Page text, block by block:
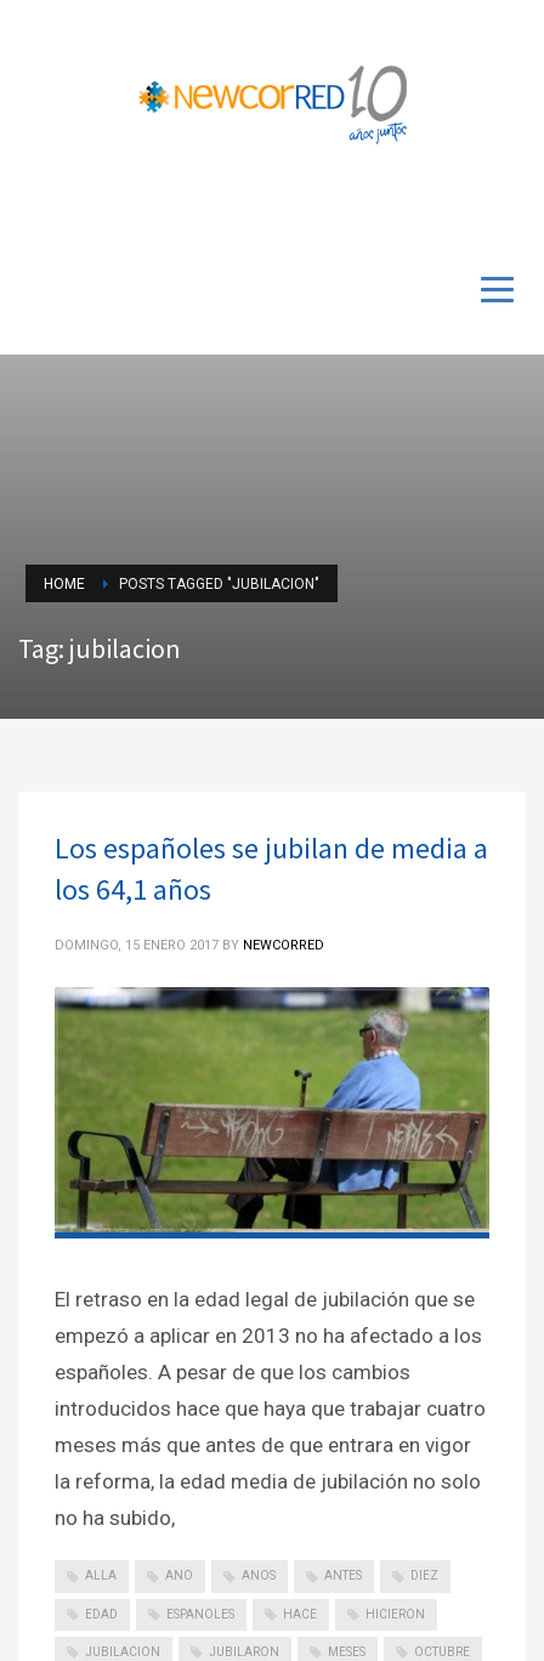
HOME POSTS TAGGED "JUBILACION"
Tag: jubilacion
Los españoles se jubilan de media a
los 64,1 años
DOMINGO, 15 ENERO 2017 BY NEWCORRED
El retraso en la edad legal de jubilación que se
empezó a aplicar en 2013 no ha afectado a los
españoles. A pesar de que los cambios
introducidos hace que haya que trabajar cuatro
meses más que antes de que entrara en vigor
la reforma, la edad media de jubilación no solo
no ha subido,
ALLA ANO ANOS ANTES DIEZ
EDAD ESPANOLES HACE HICIERON
JUBILACION JUBILARON MESES OCTUBRE